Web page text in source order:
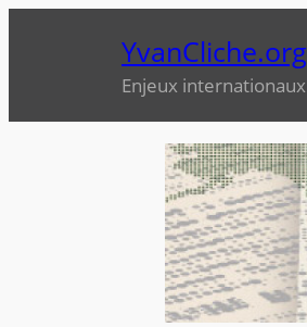
YvanCliche.org
Enjeux internationaux